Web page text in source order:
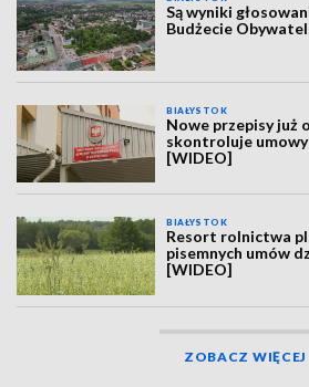
Są wyniki
Budżecie
BIAŁYSTOK
Nowe przepisy już
skontroluje umowy
[WIDEO]
BIAŁYSTOK
Resort rolnictwa
pisemnych umów
[WIDEO]
ZOBACZ WIĘCEJ